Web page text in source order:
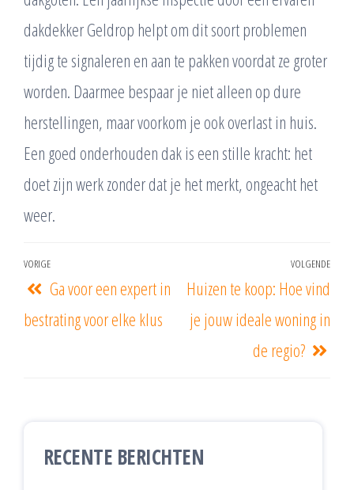
dakdekker Geldrop helpt om dit soort problemen
tijdig te signaleren en aan te pakken voordat ze groter
worden. Daarmee bespaar je niet alleen op dure
herstellingen, maar voorkom je ook overlast in huis.
Een goed onderhouden dak is een stille kracht: het
doet zijn werk zonder dat je het merkt, ongeacht het
weer.
VORIGE
Ga voor een expert in
bestrating voor elke klus
VOLGENDE
Huizen te koop: Hoe vind
je jouw ideale woning in
de regio?
RECENTE BERICHTEN